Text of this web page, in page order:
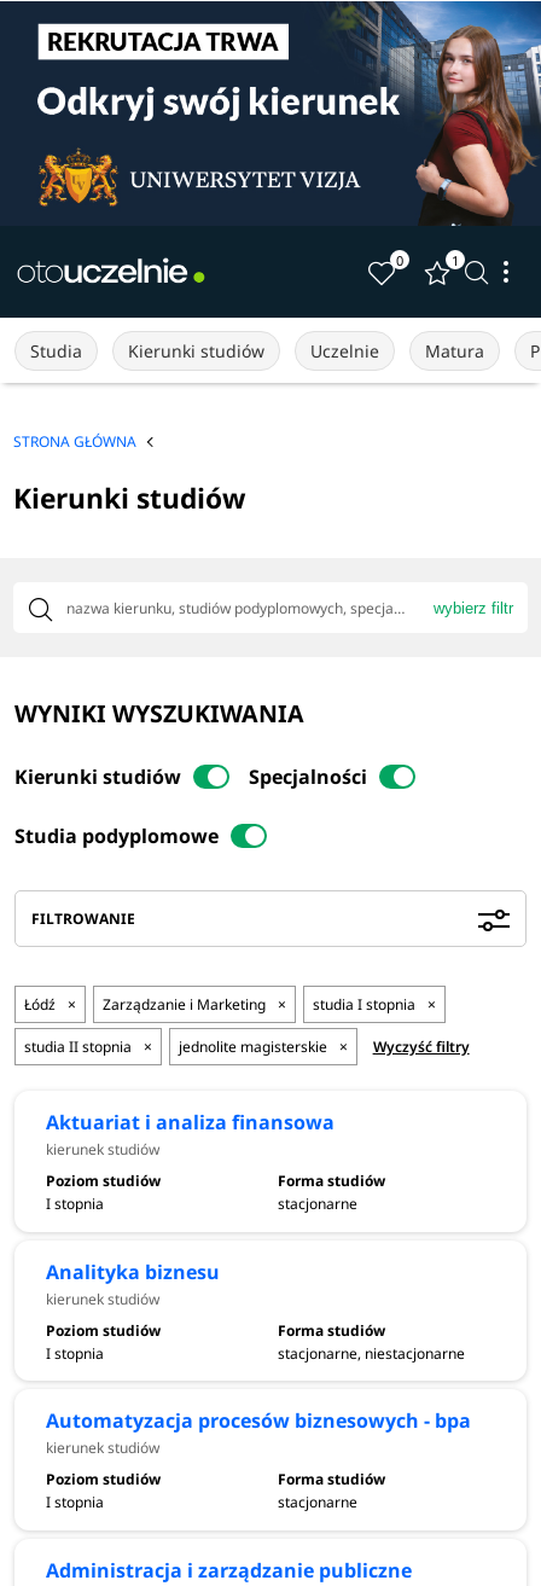
0 1
Studia Kierunki studiów Uczelnie Matura
STRONA GŁÓWNA
Kierunki studiów
wybierz filtr
WYNIKI WYSZUKIWANIA
Kierunki studiów Specjalności
Studia podyplomowe
FILTROWANIE
Łódź × Zarządzanie i Marketing × studia I stopnia ×
studia II stopnia × jednolite magisterskie × Wyczyść filtry
Aktuariat i analiza finansowa
kierunek studiów
I stopnia stacjonarne
Analityka biznesu
kierunek studiów
I stopnia stacjonarne, niestacjonarne
Automatyzacja procesów biznesowych - bpa
kierunek studiów
I stopnia stacjonarne
Administracja i zarządzanie publiczne